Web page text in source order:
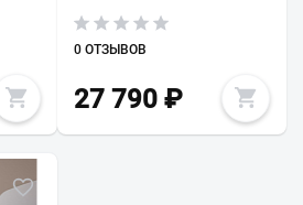
0 ОТЗЫВОВ
27 790₽